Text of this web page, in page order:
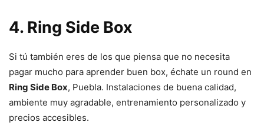
4. Ring Side Box
Si tú también eres de los que piensa que no necesita
pagar mucho para aprender buen box, échate un round en
Ring Side Box, Puebla. Instalaciones de buena calidad,
ambiente muy agradable, entrenamiento personalizado y
precios accesibles.